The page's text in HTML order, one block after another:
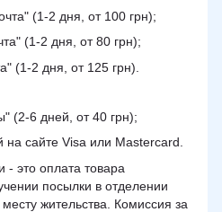
(1-2 дня, от 100 грн);
(1-2 дня, от 80 грн);
(1-2 дня, от 125 грн).
(2-6 дней, от 40 грн);
на сайте Visa или Mastercard.
- это оплата товара
посылки в отделении
жительства. Комиссия за